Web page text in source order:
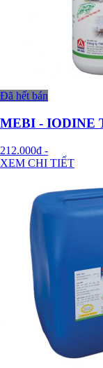
Đã hết bán
MEBI - IODINE
212.000đ -
XEM CHI TIẾT